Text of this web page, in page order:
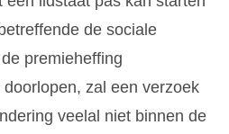
de sociale
premieheffing
zal een verzoek
veelal niet binnen de